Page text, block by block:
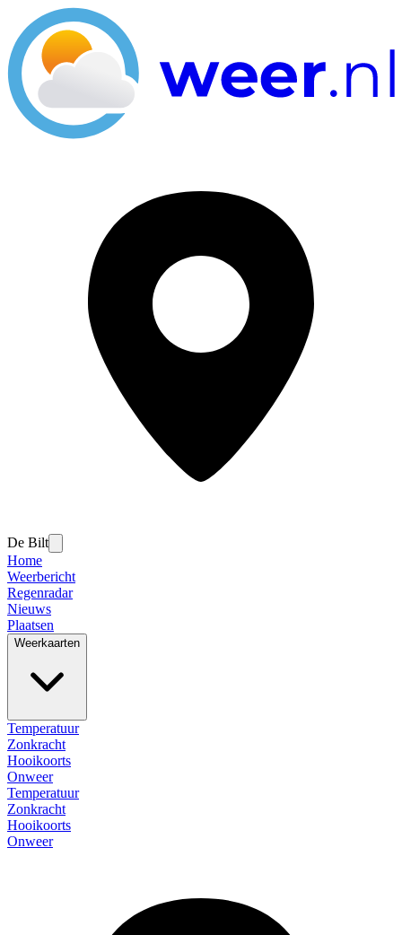
De Bilt
Home
Weerbericht
Regenradar
Nieuws
Plaatsen
Weerkaarten
Temperatuur
Zonkracht
Hooikoorts
Onweer
Temperatuur
Zonkracht
Hooikoorts
Onweer